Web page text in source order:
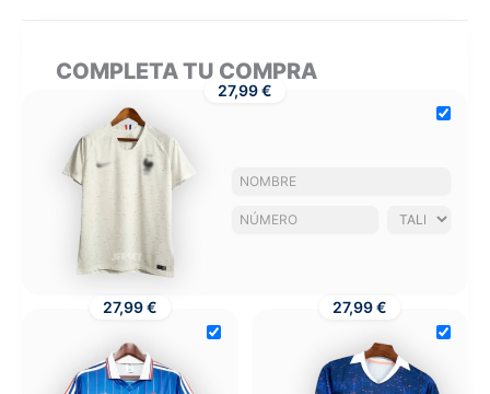
COMPLETA TU COMPRA
27,99 €
27,99 € 27,99 €